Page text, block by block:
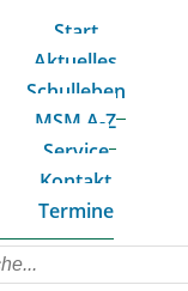
Start
Aktuelles
Schulleben
MSM A-Z
Service
Kontakt
Termine